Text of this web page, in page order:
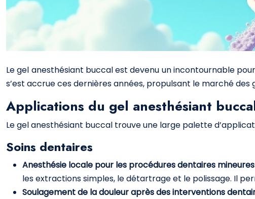
Le gel anesthésiant buccal est devenu un incontournable
s’est accrue ces dernières années, propulsant le marché
Applications du gel anesthésiant
Le gel anesthésiant buccal trouve une large palette
Soins dentaires
Anesthésie locale pour les procédures dentaires mineures
les extractions simples, le détartrage et le polissage. Il
Soulagement de la douleur après des interventions